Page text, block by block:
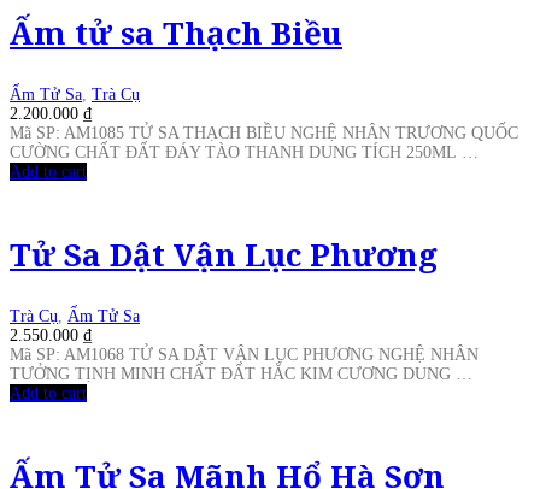
Ấm tử sa Thạch Biều
Ấm Tử Sa, Trà Cụ
2.200.000 ₫
Mã SP: AM1085 TỬ SA THẠCH BIỀU NGHỆ NHÂN TRƯƠNG QUỐC
CƯỜNG CHẤT ĐẤT ĐÁY TÀO THANH DUNG TÍCH 250ML …
Add to cart
Tử Sa Dật Vận Lục Phương
Trà Cụ, Ấm Tử Sa
2.550.000 ₫
Mã SP: AM1068 TỬ SA DẬT VẬN LỤC PHƯƠNG NGHỆ NHÂN
TƯỞNG TỊNH MINH CHẤT ĐẤT HẮC KIM CƯƠNG DUNG …
Add to cart
Ấm Tử Sa Mãnh Hổ Hà Sơn